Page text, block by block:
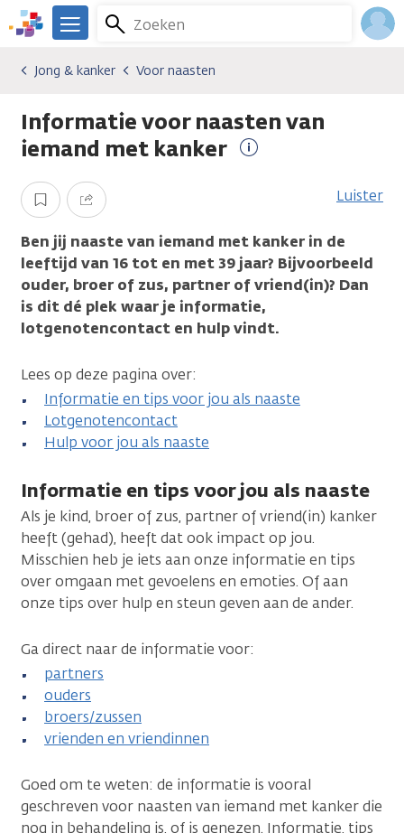
Overslaan
en
gaan
We
er
je.
Kanker.nl
Zoeken
Menu
Algemene onderwerpen
Jong & kanker
Voor naasten
Jong & kanker Voor naasten
Informatie voor naasten van
iemand met kanker
Opslaan Delen Luister
Ben jij naaste van iemand met kanker in de
leeftijd van 16 tot en met 39 jaar? Bijvoorbeeld
ouder, broer of zus, partner of vriend(in)? Dan
is dit dé plek waar je informatie,
lotgenotencontact en hulp vindt.
Lees op deze pagina over:
Informatie en tips voor jou als naaste
Lotgenotencontact
Hulp voor jou als naaste
Informatie en tips voor jou als naaste
Als je kind, broer of zus, partner of vriend(in) kanker
heeft (gehad), heeft dat ook impact op jou.
Misschien heb je iets aan onze informatie en tips
over omgaan met gevoelens en emoties. Of aan
onze tips over hulp en steun geven aan de ander.
Ga direct naar de informatie voor:
partners
ouders
broers/zussen
vrienden en vriendinnen
Goed om te weten: de informatie is vooral
geschreven voor naasten van iemand met kanker die
nog in behandeling is, of is genezen. Informatie, tips